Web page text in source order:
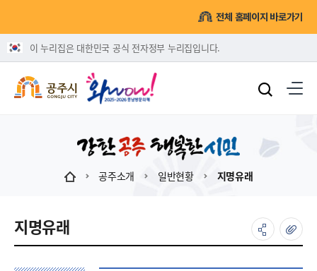
전체 홈페이지 바로가기
이 누리집은 대한민국 공식 전자정부 누리집입니다.
공주소개 일반현황 지명유래
지명유래